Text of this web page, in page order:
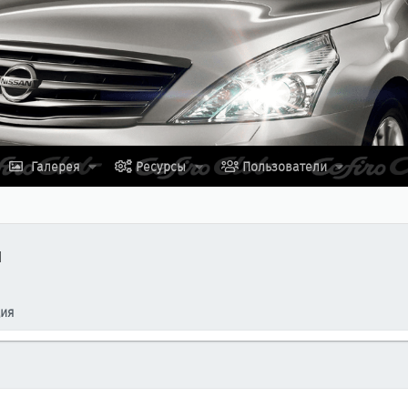
Галерея Ресурсы Пользователи